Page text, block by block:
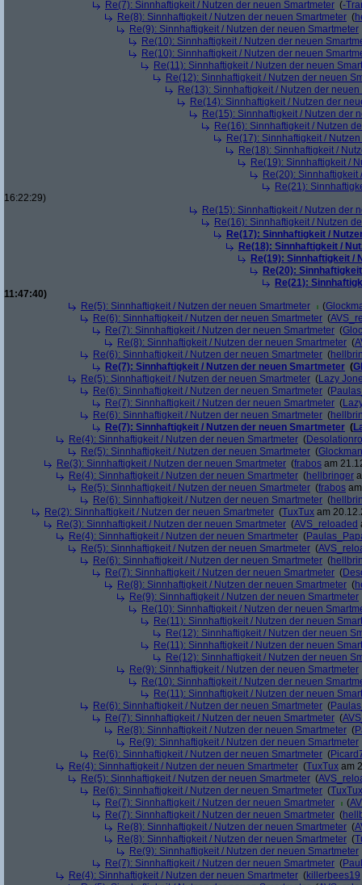
Re(7): Sinnhaftigkeit / Nutzen der neuen Smartmeter (-
Re(8): Sinnhaftigkeit / Nutzen der neuen Smartmeter (
Re(9): Sinnhaftigkeit / Nutzen der neuen Smartmeter
Re(10): Sinnhaftigkeit / Nutzen der neuen
Re(10): Sinnhaftigkeit / Nutzen der neuen
Re(11): Sinnhaftigkeit / Nutzen der neuen
Re(12): Sinnhaftigkeit / Nutzen der neuen
Re(13): Sinnhaftigkeit / Nutzen der neuen
Re(14): Sinnhaftigkeit / Nutzen der
Re(15): Sinnhaftigkeit / Nutzen der
Re(16): Sinnhaftigkeit / Nutzen
Re(17): Sinnhaftigkeit /
Re(18): Sinnhaftigkeit /
Re(19): Sinnhaftigkeit /
Re(20): Sinnhaftigkeit
Re(21):
16:22:29)
Re(15): Sinnhaftigkeit / Nutzen der
Re(16): Sinnhaftigkeit / Nutzen
Re(17): Sinnhaftigkeit /
Re(18): Sinnhaftigkeit /
Re(19): Sinnhaftigkeit /
Re(20):
Re(21):
11:47:40)
Re(5): Sinnhaftigkeit / Nutzen der neuen Smartmeter
(
Re(6): Sinnhaftigkeit / Nutzen der neuen Smartmeter (
Re(7): Sinnhaftigkeit / Nutzen der neuen Smartmeter (
Re(8): Sinnhaftigkeit / Nutzen der neuen Smartmeter (
Re(6): Sinnhaftigkeit / Nutzen der neuen Smartmeter (
Re(7): Sinnhaftigkeit / Nutzen der neuen Smartmeter (
Re(5): Sinnhaftigkeit / Nutzen der neuen Smartmeter (Lazy
Re(6): Sinnhaftigkeit / Nutzen der neuen Smartmeter (
Re(7): Sinnhaftigkeit / Nutzen der neuen Smartmeter (
Re(6): Sinnhaftigkeit / Nutzen der neuen Smartmeter (
Re(7): Sinnhaftigkeit / Nutzen der neuen Smartmeter (
Re(4): Sinnhaftigkeit / Nutzen der neuen Smartmeter (
Re(5): Sinnhaftigkeit / Nutzen der neuen Smartmeter (Glockman
Re(3): Sinnhaftigkeit / Nutzen der neuen Smartmeter (frabos am
Re(4): Sinnhaftigkeit / Nutzen der neuen Smartmeter (hellbringer
Re(5): Sinnhaftigkeit / Nutzen der neuen Smartmeter (frabos
Re(6): Sinnhaftigkeit / Nutzen der neuen Smartmeter (
Re(2): Sinnhaftigkeit / Nutzen der neuen Smartmeter (TuxTux am
Re(3): Sinnhaftigkeit / Nutzen der neuen Smartmeter (AVS_reloaded
Re(4): Sinnhaftigkeit / Nutzen der neuen Smartmeter (
Re(5): Sinnhaftigkeit / Nutzen der neuen Smartmeter (
Re(6): Sinnhaftigkeit / Nutzen der neuen Smartmeter (
Re(7): Sinnhaftigkeit / Nutzen der neuen Smartmeter (
Re(8): Sinnhaftigkeit / Nutzen der neuen Smartmeter (
Re(9): Sinnhaftigkeit / Nutzen der neuen Smartmeter
Re(10): Sinnhaftigkeit / Nutzen der neuen
Re(11): Sinnhaftigkeit / Nutzen der neuen
Re(12): Sinnhaftigkeit / Nutzen der neuen
Re(11): Sinnhaftigkeit / Nutzen der neuen
Re(12): Sinnhaftigkeit / Nutzen der neuen
Re(9): Sinnhaftigkeit / Nutzen der neuen Smartmeter
Re(10): Sinnhaftigkeit / Nutzen der neuen
Re(11): Sinnhaftigkeit / Nutzen der neuen
Re(6): Sinnhaftigkeit / Nutzen der neuen Smartmeter (
Re(7): Sinnhaftigkeit / Nutzen der neuen Smartmeter (
Re(8): Sinnhaftigkeit / Nutzen der neuen Smartmeter (
Re(9): Sinnhaftigkeit / Nutzen der neuen Smartmeter
Re(6): Sinnhaftigkeit / Nutzen der neuen Smartmeter (
Re(4): Sinnhaftigkeit / Nutzen der neuen Smartmeter (TuxTux am
Re(5): Sinnhaftigkeit / Nutzen der neuen Smartmeter (
Re(6): Sinnhaftigkeit / Nutzen der neuen Smartmeter (TuxTux
Re(7): Sinnhaftigkeit / Nutzen der neuen Smartmeter
(
Re(7): Sinnhaftigkeit / Nutzen der neuen Smartmeter (
Re(8): Sinnhaftigkeit / Nutzen der neuen Smartmeter (
Re(8): Sinnhaftigkeit / Nutzen der neuen Smartmeter (
Re(9): Sinnhaftigkeit / Nutzen der neuen Smartmeter
Re(7): Sinnhaftigkeit / Nutzen der neuen Smartmeter (
Re(4): Sinnhaftigkeit / Nutzen der neuen Smartmeter (killerbees19